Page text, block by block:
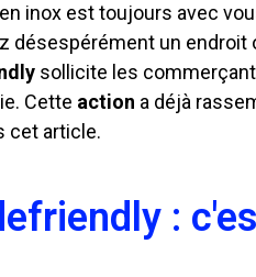
inox est toujours avec
désespérément un endroit
sollicite les
Cette action a déjà
cet article.
: